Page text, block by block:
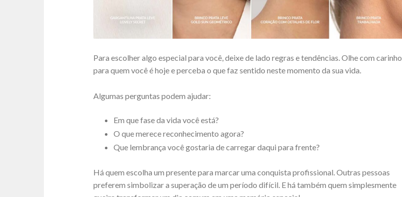
Para escolher algo especial para você, deixe de lado regras e tendências. Olhe com carinho
para quem você é hoje e perceba o que faz sentido neste momento da sua vida.
Algumas perguntas podem ajudar:
Em que fase da vida você está?
O que merece reconhecimento agora?
Que lembrança você gostaria de carregar daqui para frente?
Há quem escolha um presente para marcar uma conquista profissional. Outras pessoas
preferem simbolizar a superação de um período difícil. E há também quem simplesmente